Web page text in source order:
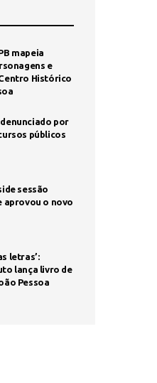
mapeia
e
Histórico
por
públicos
sessão
aprovou o novo
letras’:
lança livro de
Pessoa